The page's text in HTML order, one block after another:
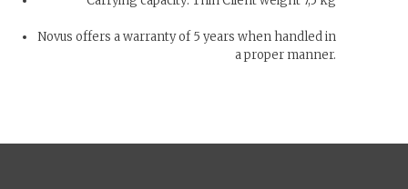
Novus offers a warranty of 5 years when handled in
a proper manner.